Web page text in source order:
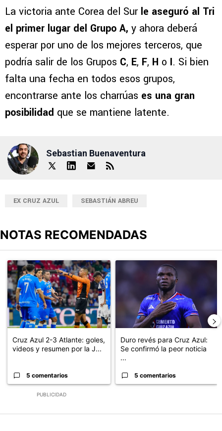
La victoria ante Corea del Sur le aseguró al Tri
el primer lugar del Grupo A, y ahora deberá
esperar por uno de los mejores terceros, que
podría salir de los Grupos C, E, F, H o I. Si bien
falta una fecha en todos esos grupos,
encontrarse ante los charrúas es una gran
posibilidad que se mantiene latente.
Sebastian Buenaventura
EX CRUZ AZUL SEBASTIÁN ABREU
NOTAS RECOMENDADAS
PUBLICIDAD
Un artículo de tendencia con el título "Cruz Azul 2-3 Atlante:
Cruz Azul 2-3 Atlante: goles,
videos y resumen por la J...
5 comentarios
Un artículo de tendencia con
Duro revés para Cruz Azul:
Se confirmó la peor noticia
...
5 comentarios